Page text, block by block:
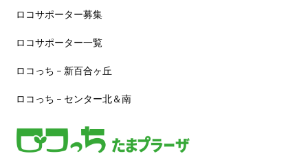
ロコサポーター募集
ロコサポーター一覧
ロコっち – 新百合ヶ丘
ロコっち – センター北＆南